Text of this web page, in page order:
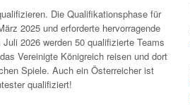
Die Qualifikationsphase für
2025 und erforderte hervorragende
2026 werden 50 qualifizierte Teams
Vereinigte Königreich reisen und dort
Spiele. Auch ein Österreicher ist
qualifiziert!